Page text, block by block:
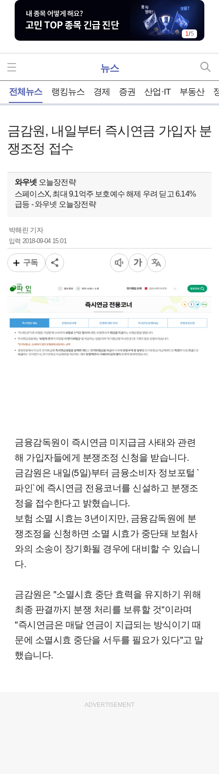
1/5
뉴스
전체뉴스 랭킹뉴스 경제 증권 산업·IT 부동산
금감원, 내일부터 즉시연금 가입자 분
쟁조정 접수
와우넷 오늘장전략
스페이스X, 최대 9.1억주 보호예수 해제 우려 딛고 6.14%
급등 - 와우넷 오늘장전략
박해린 기자
입력2018-09-04 15:01
구독
금융감독원이 즉시연금 미지급금 사태와 관련
해 가입자들에게 분쟁조정 신청을 받습니다.
금감원은 내일(5일)부터 금융소비자 정보포털 `
파인`에 즉시연금 전용코너를 신설하고 분쟁조
정을 접수한다고 밝혔습니다.
보험 소멸 시효는 3년이지만, 금융감독원에 분
쟁조정을 신청하면 소멸 시효가 중단돼 보험사
와의 소송이 장기화될 경우에 대비할 수 있습니
다.
금감원은 "소멸시효 중단 효력을 유지하기 위해
최종 판결까지 분쟁 처리를 보류할 것"이라며
"즉시연금은 매달 연금이 지급되는 방식이기 때
문에 소멸시효 중단을 서두를 필요가 있다"고 말
했습니다.
ADVERTISEMENT